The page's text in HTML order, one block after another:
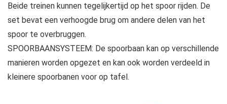
Beide treinen kunnen tegelijkertijd op het spoor rijden. De
set bevat een verhoogde brug om andere delen van het
spoor te overbruggen.
SPOORBAANSYSTEEM: De spoorbaan kan op verschillende
manieren worden opgezet en kan ook worden verdeeld in
kleinere spoorbanen voor op tafel.